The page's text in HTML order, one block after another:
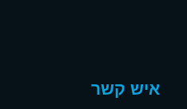
איש קשר